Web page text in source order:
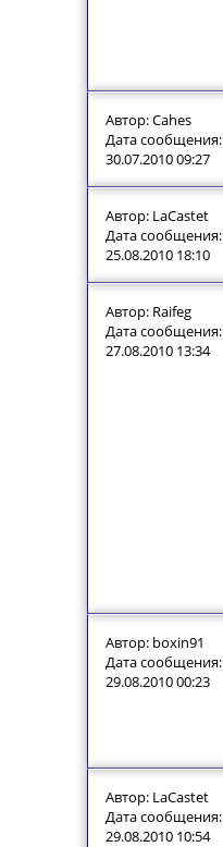
Автор: Cahes
Дата сообщения:
30.07.2010 09:27
Автор: LaCastet
Дата сообщения:
25.08.2010 18:10
Автор: Raifeg
Дата сообщения:
27.08.2010 13:34
Автор: boxin91
Дата сообщения:
29.08.2010 00:23
Автор: LaCastet
Дата сообщения:
29.08.2010 10:54